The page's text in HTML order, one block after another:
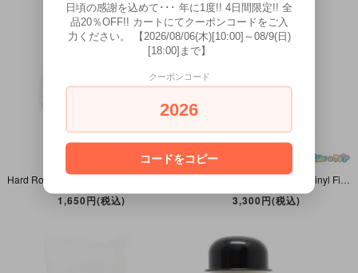
Hard Rock Cafe・Tokyo/ハードロック・カフェ・東京・Herrington's Teddy Bear Club/ヘリントンズ・テディベア・クラブ・ジョイント入りぬいぐるみ・2000年
1,650円(税込) 3,300円(税込)
日頃の感謝を込めて･･･ 年に1度!! 4日間限定!! 全
品20％OFF!! カートにてクーポンコードをご入
力ください。 【2026/08/06(木)[10:00]～08/9(日)
[18:00]まで】
クーポンコード
2026
コードをコピー